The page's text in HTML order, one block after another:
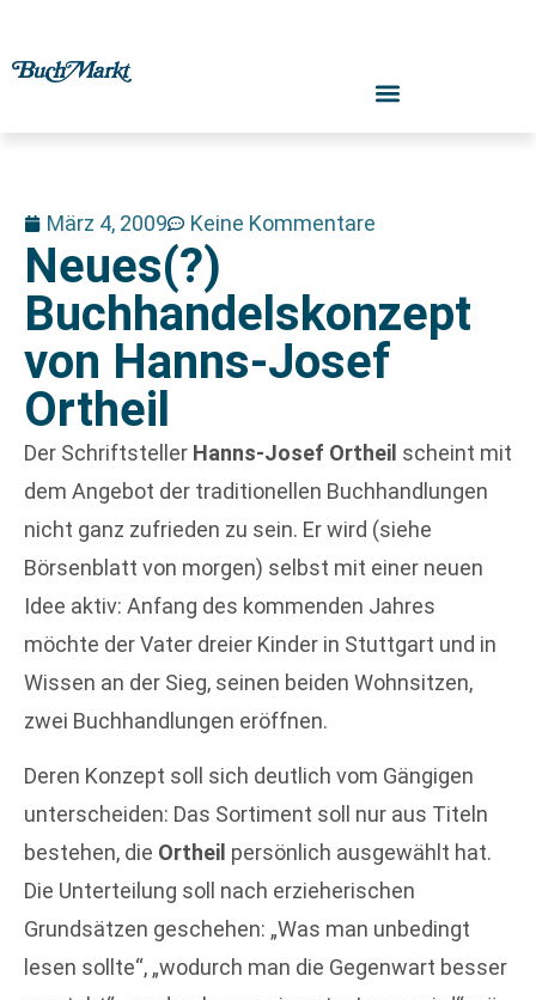
März 4, 2009 Keine Kommentare
Neues(?)
Buchhandelskonzept
von Hanns-Josef
Ortheil
Der Schriftsteller Hanns-Josef Ortheil scheint mit
dem Angebot der traditionellen Buchhandlungen
nicht ganz zufrieden zu sein. Er wird (siehe
Börsenblatt von morgen) selbst mit einer neuen
Idee aktiv: Anfang des kommenden Jahres
möchte der Vater dreier Kinder in Stuttgart und in
Wissen an der Sieg, seinen beiden Wohnsitzen,
zwei Buchhandlungen eröffnen.
Deren Konzept soll sich deutlich vom Gängigen
unterscheiden: Das Sortiment soll nur aus Titeln
bestehen, die Ortheil persönlich ausgewählt hat.
Die Unterteilung soll nach erzieherischen
Grundsätzen geschehen: „Was man unbedingt
lesen sollte“, „wodurch man die Gegenwart besser